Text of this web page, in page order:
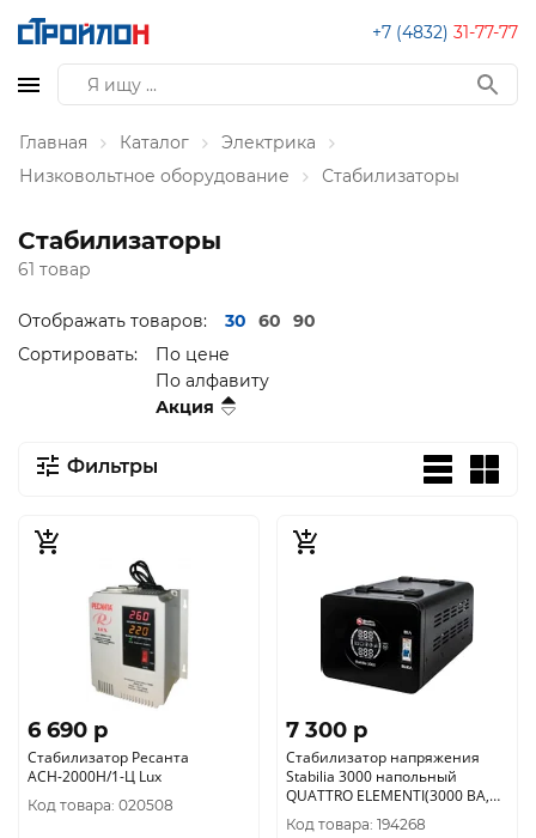
+7 (4832) 31-77-77
Главная Каталог
Электрика
Низковольтное оборудование
Стабилизаторы
Стабилизаторы
61 товар
Отображать товаров: 30 60
90
Сортировать:
По цене
По алфавиту
Акция
Фильтры
6 690 p
Стабилизатор Ресанта
АСН-2000Н/1-Ц Lux
Код товара: 020508
7 300 p
Стабилизатор напряжения
Stabilia 3000 напольный
QUATTRO ELEMENTI(3000 ВА,
140-270 В) (917-674)
Код товара: 194268